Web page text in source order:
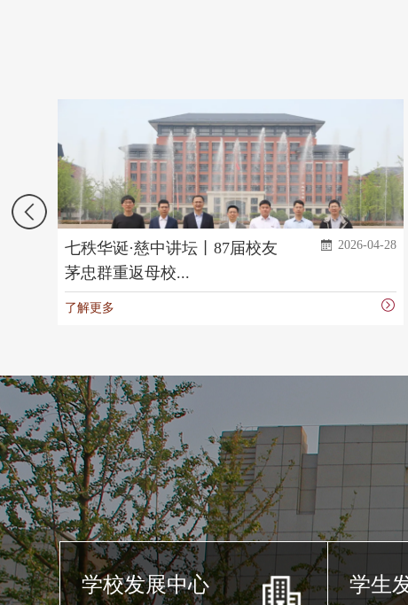
中讲坛丨87届校友
2026-04-28
聚家校之力 赴
学校发展中心 学生